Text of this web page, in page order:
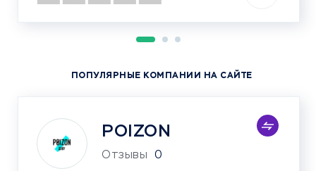
ПОПУЛЯРНЫЕ КОМПАНИИ НА САЙТЕ
POIZON
Отзывы 0